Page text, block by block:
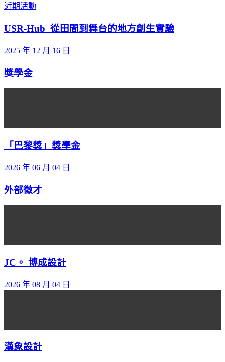
近期活動
USR-Hub_從田間到舞台的地方創生實驗
2025 年 12 月 16 日
獎學金
「巴黎獎」獎學金
2026 年 06 月 04 日
外部徵才
JC。 博成設計
2026 年 08 月 04 日
漢象設計